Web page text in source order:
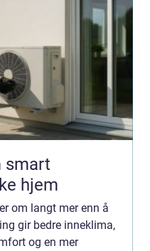
smart
hjem
om langt mer enn å
gir bedre inneklima,
og en mer